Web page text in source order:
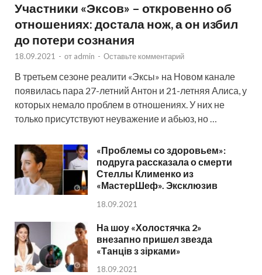
Участники «Эксов» – откровенно об
отношениях: достала нож, а он избил
до потери сознания
18.09.2021 - от admin - Оставьте комментарий
В третьем сезоне реалити «Эксы» на Новом канале
появилась пара 27-летний Антон и 21-летняя Алиса, у
которых немало проблем в отношениях. У них не
только присутствуют неуважение и абьюз, но …
«Проблемы со здоровьем»:
подруга рассказала о смерти
Стеллы Клименко из
«МастерШеф». Эксклюзив
18.09.2021
На шоу «Холостячка 2»
внезапно пришел звезда
«Танців з зірками»
18.09.2021